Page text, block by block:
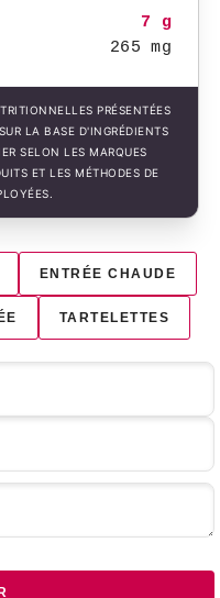
7 g
265 mg
PRÉSENTÉES
LA BASE D'INGRÉDIENTS
SELON LES MARQUES
ET LES MÉTHODES DE
ENTRÉE CHAUDE
TARTELETTES